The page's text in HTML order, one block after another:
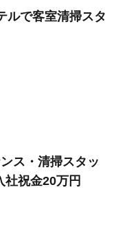
ルで客室清掃スタ
ス・清掃スタッ
社祝金20万円